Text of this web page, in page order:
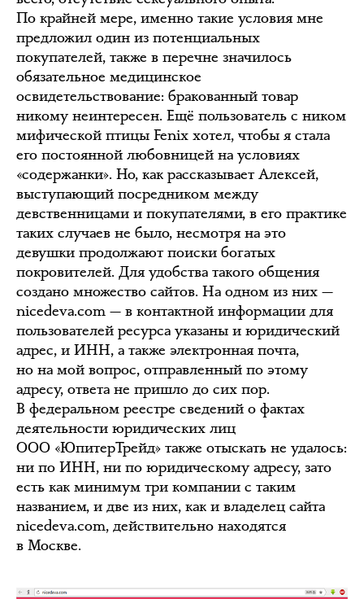
По крайней мере, именно такие условия мне
предложил один из потенциальных
покупателей, также в перечне значилось
обязательное медицинское
освидетельствование: бракованный товар
никому неинтересен. Ещё пользователь с ником
мифической птицы Fenix хотел, чтобы я стала
его постоянной любовницей на условиях
«содержанки». Но, как рассказывает Алексей,
выступающий посредником между
девственницами и покупателями, в его практике
таких случаев не было, несмотря на это
девушки продолжают поиски богатых
покровителей. Для удобства такого общения
создано множество сайтов. На одном из них —
nicedeva.com — в контактной информации для
пользователей ресурса указаны и юридический
адрес, и ИНН, а также электронная почта,
но на мой вопрос, отправленный по этому
адресу, ответа не пришло до сих пор.
В федеральном реестре сведений о фактах
деятельности юридических лиц
ООО «ЮпитерТрейд» также отыскать не удалось:
ни по ИНН, ни по юридическому адресу, зато
есть как минимум три компании с таким
названием, и две из них, как и владелец сайта
nicedeva.com, действительно находятся
в Москве.